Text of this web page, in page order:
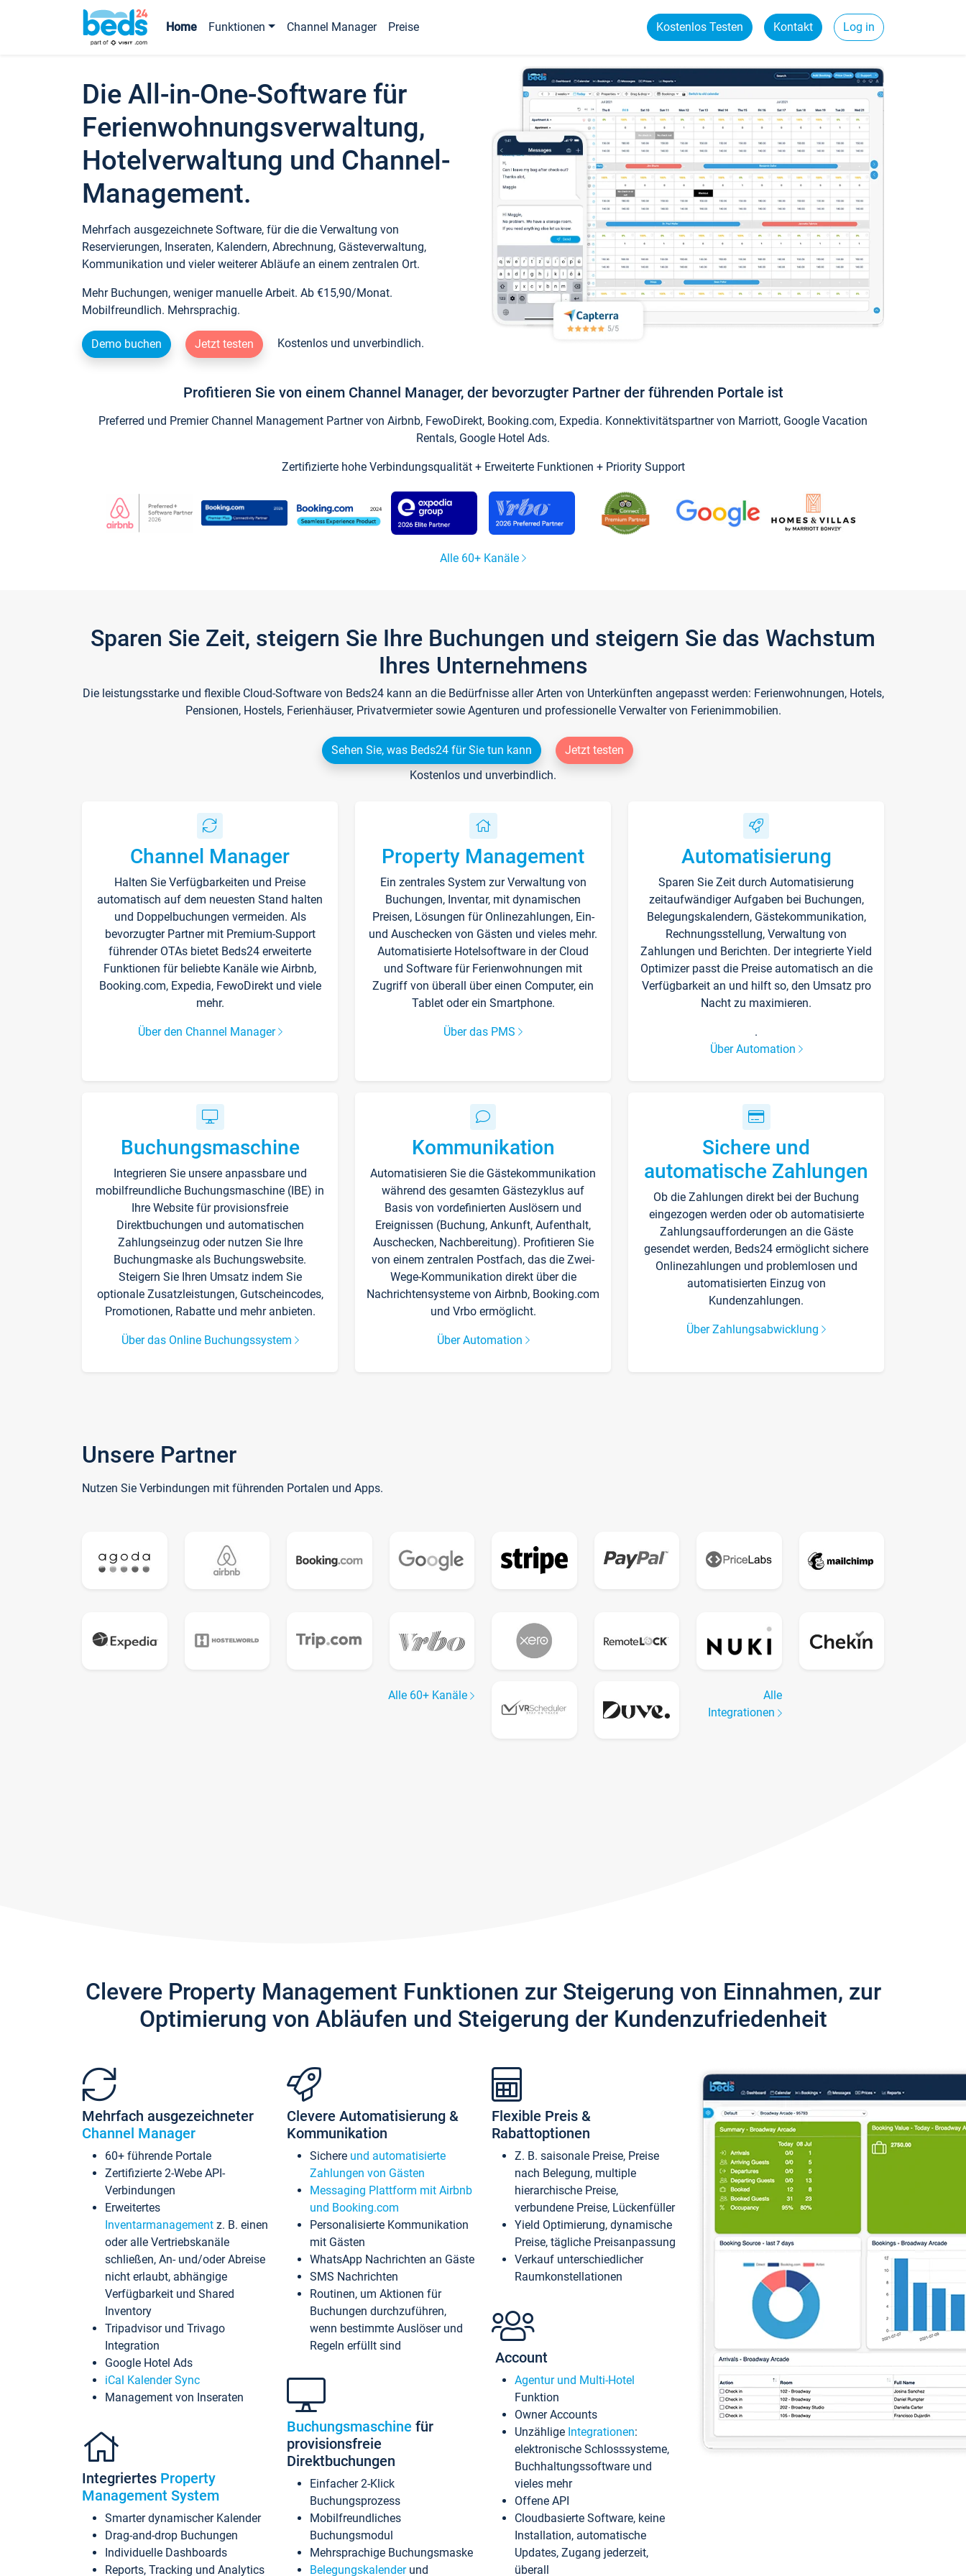
Home Funktionen Channel Manager Preise Kostenlos Testen Kontakt Log in
Die All-in-One-Software für
Ferienwohnungsverwaltung,
Hotelverwaltung und Channel-
Management.
Mehrfach ausgezeichnete Software, für die die Verwaltung von
Reservierungen, Inseraten, Kalendern, Abrechnung, Gästeverwaltung,
Kommunikation und vieler weiterer Abläufe an einem zentralen Ort.
Mehr Buchungen, weniger manuelle Arbeit. Ab €15,90/Monat.
Mobilfreundlich. Mehrsprachig.
Demo buchen Jetzt testen Kostenlos und unverbindlich.
Profitieren Sie von einem Channel Manager, der bevorzugter Partner der führenden Portale ist
Preferred und Premier Channel Management Partner von Airbnb, FewoDirekt, Booking.com, Expedia. Konnektivitätspartner von Marriott, Google Vacation
Rentals, Google Hotel Ads.
Zertifizierte hohe Verbindungsqualität + Erweiterte Funktionen + Priority Support
Alle 60+ Kanäle
Sparen Sie Zeit, steigern Sie Ihre Buchungen und steigern Sie das Wachstum
Ihres Unternehmens
Die leistungsstarke und flexible Cloud-Software von Beds24 kann an die Bedürfnisse aller Arten von Unterkünften angepasst werden: Ferienwohnungen, Hotels,
Pensionen, Hostels, Ferienhäuser, Privatvermieter sowie Agenturen und professionelle Verwalter von Ferienimmobilien.
Sehen Sie, was Beds24 für Sie tun kann
Jetzt testen
Kostenlos und unverbindlich.
Channel Manager
Halten Sie Verfügbarkeiten und Preise
automatisch auf dem neuesten Stand halten
und Doppelbuchungen vermeiden. Als
bevorzugter Partner mit Premium-Support
führender OTAs bietet Beds24 erweiterte
Funktionen für beliebte Kanäle wie Airbnb,
Booking.com, Expedia, FewoDirekt und viele
mehr.
Über den Channel Manager
Property Management
Ein zentrales System zur Verwaltung von
Buchungen, Inventar, mit dynamischen
Preisen, Lösungen für Onlinezahlungen, Ein-
und Auschecken von Gästen und vieles mehr.
Automatisierte Hotelsoftware in der Cloud
und Software für Ferienwohnungen mit
Zugriff von überall über einen Computer, ein
Tablet oder ein Smartphone.
Über das PMS
Automatisierung
Sparen Sie Zeit durch Automatisierung
zeitaufwändiger Aufgaben bei Buchungen,
Belegungskalendern, Gästekommunikation,
Rechnungsstellung, Verwaltung von
Zahlungen und Berichten. Der integrierte Yield
Optimizer passt die Preise automatisch an die
Verfügbarkeit an und hilft so, den Umsatz pro
Nacht zu maximieren.
.
Über Automation
Buchungsmaschine
Integrieren Sie unsere anpassbare und
mobilfreundliche Buchungsmaschine (IBE) in
Ihre Website für provisionsfreie
Direktbuchungen und automatischen
Zahlungseinzug oder nutzen Sie Ihre
Buchungmaske als Buchungswebsite.
Steigern Sie Ihren Umsatz indem Sie
optionale Zusatzleistungen, Gutscheincodes,
Promotionen, Rabatte und mehr anbieten.
Über das Online Buchungssystem
Kommunikation
Automatisieren Sie die Gästekommunikation
während des gesamten Gästezyklus auf
Basis von vordefinierten Auslösern und
Ereignissen (Buchung, Ankunft, Aufenthalt,
Auschecken, Nachbereitung). Profitieren Sie
von einem zentralen Postfach, das die Zwei-
Wege-Kommunikation direkt über die
Nachrichtensysteme von Airbnb, Booking.com
und Vrbo ermöglicht.
Über Automation
Sichere und
automatische Zahlungen
Ob die Zahlungen direkt bei der Buchung
eingezogen werden oder ob automatisierte
Zahlungsaufforderungen an die Gäste
gesendet werden, Beds24 ermöglicht sichere
Onlinezahlungen und problemlosen und
automatisierten Einzug von
Kundenzahlungen.
Über Zahlungsabwicklung
Unsere Partner
Nutzen Sie Verbindungen mit führenden Portalen und Apps.
Alle 60+ Kanäle
Alle
Integrationen
Clevere Property Management Funktionen zur Steigerung von Einnahmen, zur
Optimierung von Abläufen und Steigerung der Kundenzufriedenheit
Mehrfach ausgezeichneter
Channel Manager
60+ führende Portale
Zertifizierte 2-Webe API-
Verbindungen
Erweitertes
Inventarmanagement z. B. einen
oder alle Vertriebskanäle
schließen, An- und/oder Abreise
nicht erlaubt, abhängige
Verfügbarkeit und Shared
Inventory
Tripadvisor und Trivago
Integration
Google Hotel Ads
iCal Kalender Sync
Management von Inseraten
Integriertes Property
Management System
Smarter dynamischer Kalender
Drag-and-drop Buchungen
Individuelle Dashboards
Reports, Tracking und Analytics
Clevere Automatisierung &
Kommunikation
Sichere und automatisierte
Zahlungen von Gästen
Messaging Plattform mit Airbnb
und Booking.com
Personalisierte Kommunikation
mit Gästen
WhatsApp Nachrichten an Gäste
SMS Nachrichten
Routinen, um Aktionen für
Buchungen durchzuführen,
wenn bestimmte Auslöser und
Regeln erfüllt sind
Buchungsmaschine für
provisionsfreie
Direktbuchungen
Einfacher 2-Klick
Buchungsprozess
Mobilfreundliches
Buchungsmodul
Mehrsprachige Buchungsmaske
Belegungskalenderund
Flexible Preis &
Rabattoptionen
Z. B. saisonale Preise, Preise
nach Belegung, multiple
hierarchische Preise,
verbundene Preise, Lückenfüller
Yield Optimierung, dynamische
Preise, tägliche Preisanpassung
Verkauf unterschiedlicher
Raumkonstellationen
Account
Agentur und Multi-Hotel
Funktion
Owner Accounts
Unzählige Integrationen:
elektronische Schlosssysteme,
Buchhaltungssoftware und
vieles mehr
Offene API
Cloudbasierte Software, keine
Installation, automatische
Updates, Zugang jederzeit,
überall